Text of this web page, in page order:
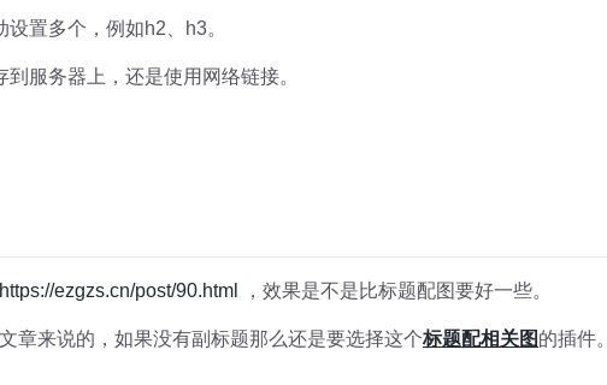
置多个，例如h2、h3。
服务器上，还是使用网络链接。
https://ezgzs.cn/post/90.html ，效果是不是比标题配图要好一些。
章来说的，如果没有副标题那么还是要选择这个标题配相关图的插件。